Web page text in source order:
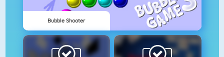
Bubble Shooter